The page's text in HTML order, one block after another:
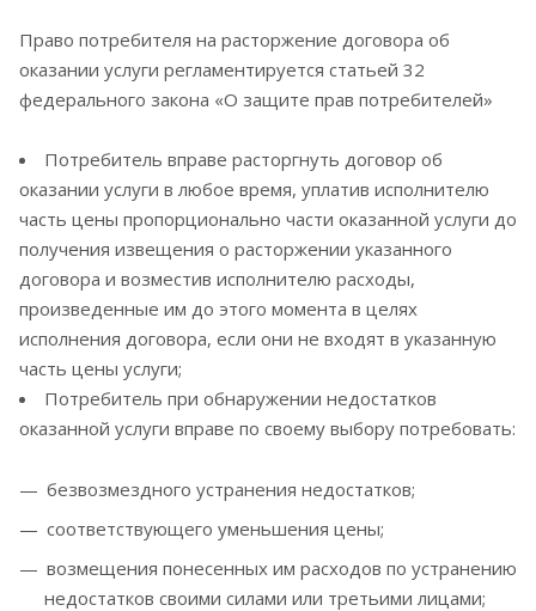
Право потребителя на расторжение договора об
оказании услуги регламентируется статьей 32
федерального закона «О защите прав потребителей»
Потребитель вправе расторгнуть договор об
оказании услуги в любое время, уплатив исполнителю
часть цены пропорционально части оказанной услуги до
получения извещения о расторжении указанного
договора и возместив исполнителю расходы,
произведенные им до этого момента в целях
исполнения договора, если они не входят в указанную
часть цены услуги;
Потребитель при обнаружении недостатков
оказанной услуги вправе по своему выбору потребовать:
безвозмездного устранения недостатков;
соответствующего уменьшения цены;
возмещения понесенных им расходов по устранению
недостатков своими силами или третьими лицами;